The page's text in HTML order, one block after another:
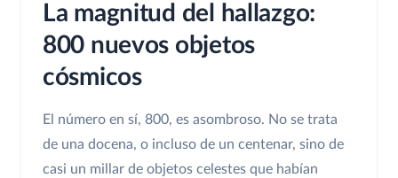
La magnitud del hallazgo:
800 nuevos objetos
cósmicos
El número en sí, 800, es asombroso. No se trata
de una docena, o incluso de un centenar, sino de
casi un millar de objetos celestes que habían